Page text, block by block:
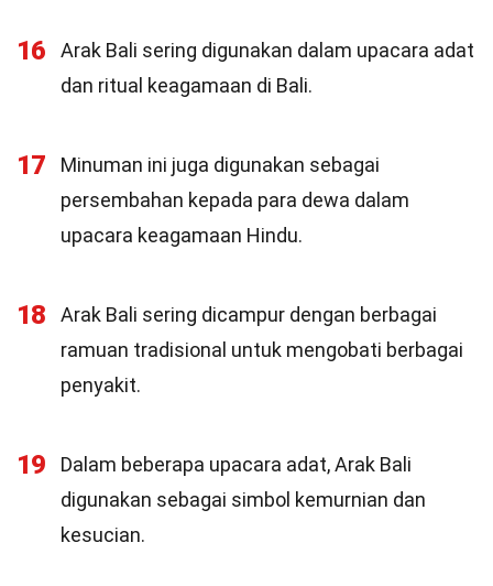
16
Arak Bali sering digunakan dalam upacara adat
dan ritual keagamaan di Bali.
17
Minuman ini juga digunakan sebagai
persembahan kepada para dewa dalam
upacara keagamaan Hindu.
18
Arak Bali sering dicampur dengan berbagai
ramuan tradisional untuk mengobati berbagai
penyakit.
19
Dalam beberapa upacara adat, Arak Bali
digunakan sebagai simbol kemurnian dan
kesucian.